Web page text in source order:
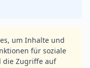
um Inhalte und
für soziale
die Zugriffe auf